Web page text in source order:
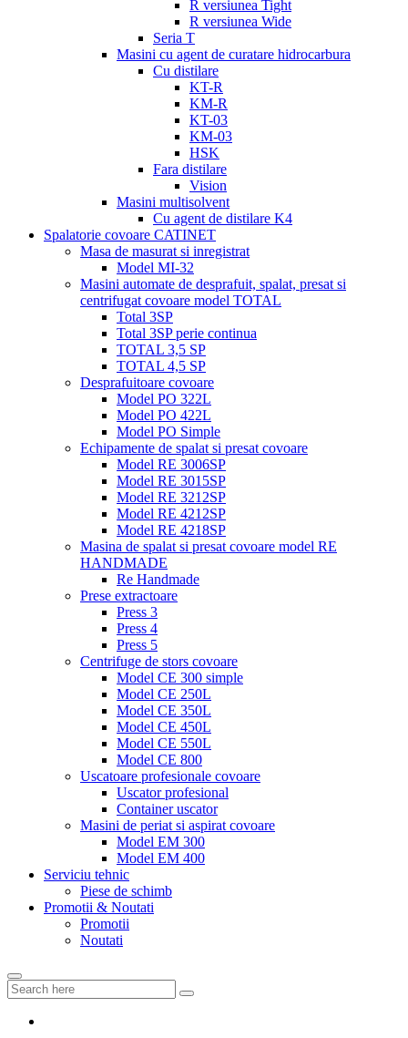
R versiunea Tight
R versiunea Wide
Seria T
Masini cu agent de curatare hidrocarbura
Cu distilare
KT-R
KM-R
KT-03
KM-03
HSK
Fara distilare
Vision
Masini multisolvent
Cu agent de distilare K4
Spalatorie covoare CATINET
Masa de masurat si inregistrat
Model MI-32
Masini automate de desprafuit, spalat, presat si
centrifugat covoare model TOTAL
Total 3SP
Total 3SP perie continua
TOTAL 3,5 SP
TOTAL 4,5 SP
Desprafuitoare covoare
Model PO 322L
Model PO 422L
Model PO Simple
Echipamente de spalat si presat covoare
Model RE 3006SP
Model RE 3015SP
Model RE 3212SP
Model RE 4212SP
Model RE 4218SP
Masina de spalat si presat covoare model RE
HANDMADE
Re Handmade
Prese extractoare
Press 3
Press 4
Press 5
Centrifuge de stors covoare
Model CE 300 simple
Model CE 250L
Model CE 350L
Model CE 450L
Model CE 550L
Model CE 800
Uscatoare profesionale covoare
Uscator profesional
Container uscator
Masini de periat si aspirat covoare
Model EM 300
Model EM 400
Serviciu tehnic
Piese de schimb
Promotii & Noutati
Promotii
Noutati